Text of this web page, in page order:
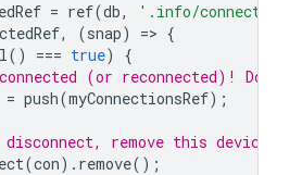
= ref(db, '.info/connected'
, (snap) => {
() === true)
{
(or reconnected)! Do
= push(myConnectionsRef);
remove this device
(con). remove();